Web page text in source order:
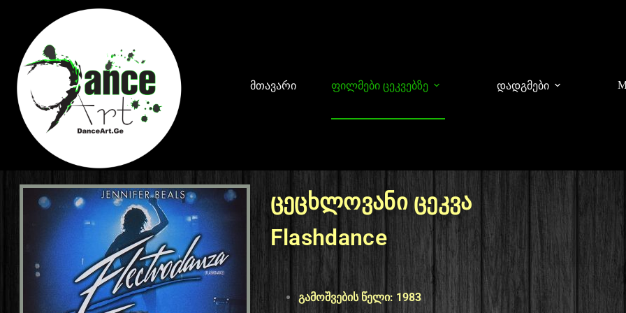
მთავარი ფილმები ცეკვებზე დადგმები
ცეცხლოვანი ცეკვა
Flashdance
გამოშვების წელი: 1983